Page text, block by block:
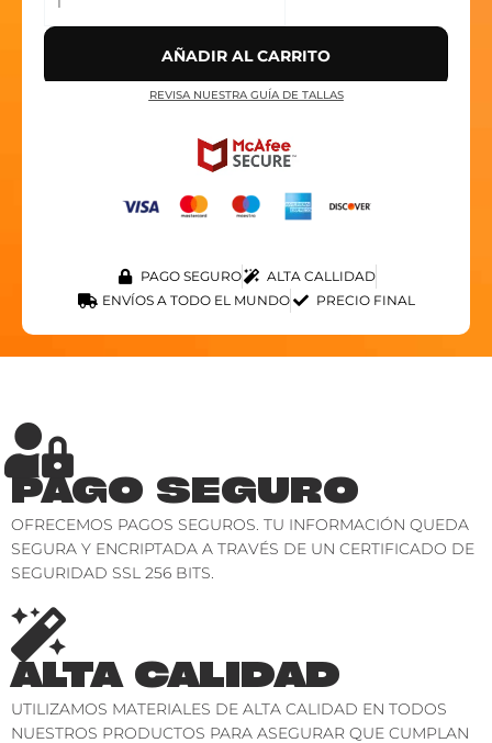
AÑADIR AL CARRITO
REVISA NUESTRA GUÍA DE TALLAS
PAGO SEGURO
ALTA CALLIDAD
ENVÍOS A TODO EL MUNDO
PRECIO FINAL
PAGO SEGURO
OFRECEMOS PAGOS SEGUROS. TU INFORMACIÓN QUEDA
SEGURA Y ENCRIPTADA A TRAVÉS DE UN CERTIFICADO DE
SEGURIDAD SSL 256 BITS.
ALTA CALIDAD
UTILIZAMOS MATERIALES DE ALTA CALIDAD EN TODOS
NUESTROS PRODUCTOS PARA ASEGURAR QUE CUMPLAN